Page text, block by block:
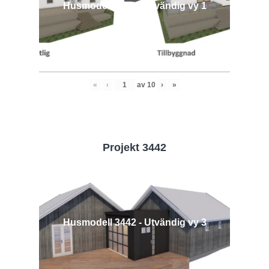
Husmodell 1042 - Utvändig vy 1
« ‹ av 10 › »
Projekt 3442
Husmodell 3442 - Utvändig vy 3